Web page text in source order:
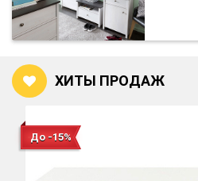
ХИТЫ ПРОДАЖ
До -15%